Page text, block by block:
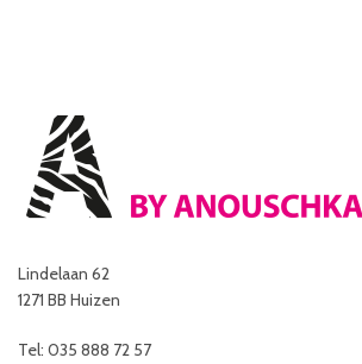
Lindelaan 62
1271 BB Huizen
Tel: 035 888 72 57